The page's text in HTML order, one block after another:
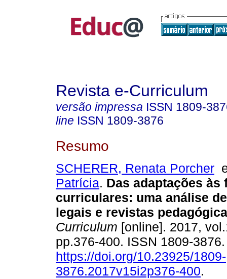
Revista e-Curriculum
versão impressa ISSN 1809-
line ISSN 1809-3876
Resumo
SCHERER, Renata Porcher
Patrícia. Das adaptações
curriculares: uma análise
legais e revistas
Curriculum [online]. 2017,
pp.376-400. ISSN 1809-
https://doi.org/10.23925/1809-
3876.2017v15i2p376-400.